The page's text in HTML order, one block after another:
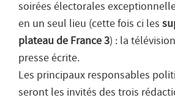
soirées électorales
en un seul lieu (cette fois ci les
plateau de France 3) : la
presse écrite.
Les principaux responsables
seront les invités des trois